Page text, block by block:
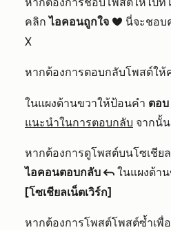
คลิกไอคอนถูกใจ socialHeart นี่จะชอบ
X
หากต้องการตอบกลับโพสต์ใ
ในแผงด้านขวาให้ป้อนคำ ตอบ
แนะนำในการตอบกลับ จากนั้
หากต้องการดูโพสต์บนโซเชีย
ไอคอนตอบกลับ reply ในแผงด้า
[โซเชียลเน็ตเวิร์ก]
หากต้องการโพสต์โพสต์ซ้ำเพื่